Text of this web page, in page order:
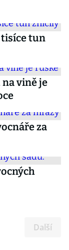
tisíce tun
na vině je
za
Další